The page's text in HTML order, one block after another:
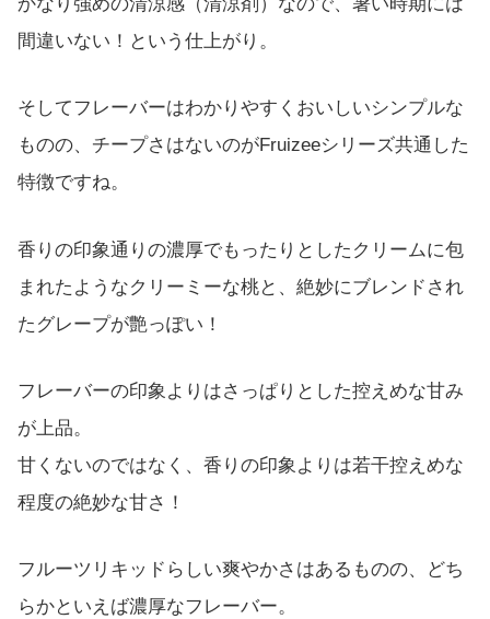
間違いない！という仕上がり。
そしてフレーバーはわかりやすくおいしいシンプルな
ものの、チープさはないのがFruizeeシリーズ共通した
特徴ですね。
香りの印象通りの濃厚でもったりとしたクリームに包
まれたようなクリーミーな桃と、絶妙にブレンドされ
たグレープが艶っぽい！
フレーバーの印象よりはさっぱりとした控えめな甘み
が上品。
甘くないのではなく、香りの印象よりは若干控えめな
程度の絶妙な甘さ！
フルーツリキッドらしい爽やかさはあるものの、どち
らかといえば濃厚なフレーバー。